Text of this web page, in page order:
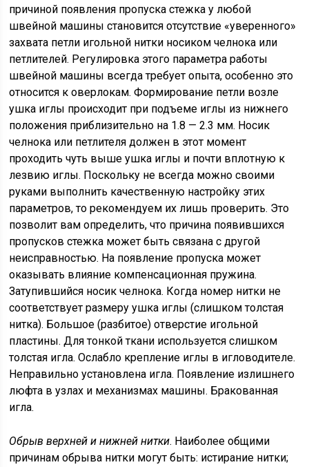
причиной появления пропуска стежка у любой
швейной машины становится отсутствие «уверенного»
захвата петли игольной нитки носиком челнока или
петлителей. Регулировка этого параметра работы
швейной машины всегда требует опыта, особенно это
относится к оверлокам. Формирование петли возле
ушка иглы происходит при подъеме иглы из нижнего
положения приблизительно на 1.8 — 2.3 мм. Носик
челнока или петлителя должен в этот момент
проходить чуть выше ушка иглы и почти вплотную к
лезвию иглы. Поскольку не всегда можно своими
руками выполнить качественную настройку этих
параметров, то рекомендуем их лишь проверить. Это
позволит вам определить, что причина появившихся
пропусков стежка может быть связана с другой
неисправностью. На появление пропуска может
оказывать влияние компенсационная пружина.
Затупившийся носик челнока. Когда номер нитки не
соответствует размеру ушка иглы (слишком толстая
нитка). Большое (разбитое) отверстие игольной
пластины. Для тонкой ткани используется слишком
толстая игла. Ослабло крепление иглы в игловодителе.
Неправильно установлена игла. Появление излишнего
люфта в узлах и механизмах машины. Бракованная
игла.
Обрыв верхней и нижней нитки. Наиболее общими
причинам обрыва нитки могут быть: истирание нитки;